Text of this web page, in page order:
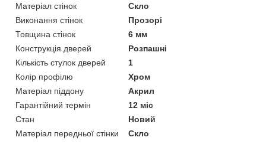
Матеріал стінок
Скло
Виконання стінок
Прозорі
Товщина стінок
6 мм
Конструкція дверей
Розпашні
Кількість стулок дверей
1
Колір профілю
Хром
Матеріал піддону
Акрил
Гарантійний термін
12 міс
Стан
Новий
Матеріал передньої стінки
Скло